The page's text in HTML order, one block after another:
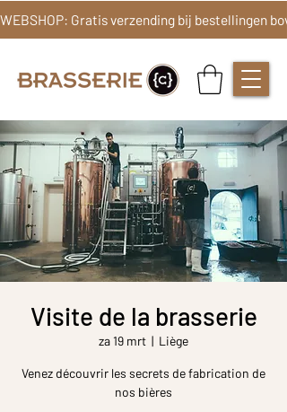
Visite de la brasserie
za 19 mrt
  |
Liège
Venez découvrir les secrets de fabrication de
nos bières